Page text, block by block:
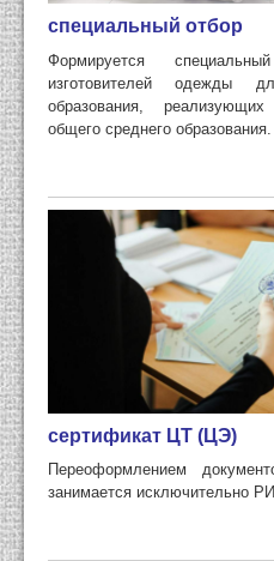
специальный отбор
Формируется
изготовителей одежды
образования,
общего среднего образования.
сертификат ЦТ (ЦЭ)
Переоформлением
занимается исключительно